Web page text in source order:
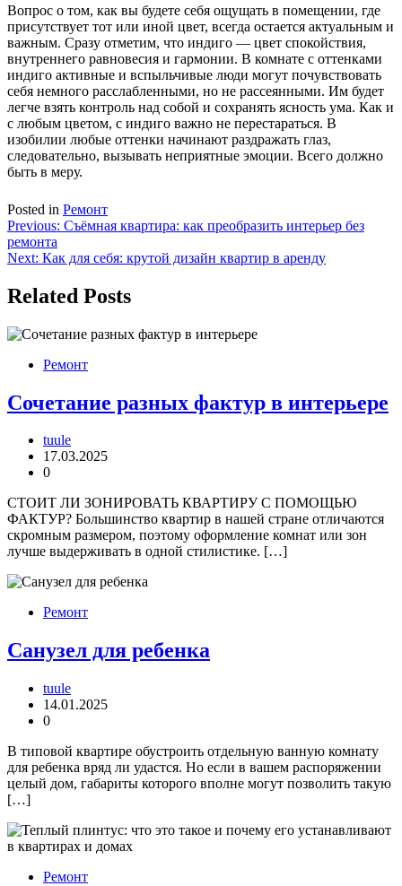
Вопрос о том, как вы будете себя ощущать в помещении, где
присутствует тот или иной цвет, всегда остается актуальным и
важным. Сразу отметим, что индиго — цвет спокойствия,
внутреннего равновесия и гармонии. В комнате с оттенками
индиго активные и вспыльчивые люди могут почувствовать
себя немного расслабленными, но не рассеянными. Им будет
легче взять контроль над собой и сохранять ясность ума. Как и
с любым цветом, с индиго важно не перестараться. В
изобилии любые оттенки начинают раздражать глаз,
следовательно, вызывать неприятные эмоции. Всего должно
быть в меру.
Posted in Ремонт
Навигация
по
Previous: Съёмная квартира: как преобразить интерьер без
ремонта
Next: Как для себя: крутой дизайн квартир в аренду
Related Posts
Ремонт
Сочетание разных фактур в интерьере
tuule
17.03.2025
0
СТОИТ ЛИ ЗОНИРОВАТЬ КВАРТИРУ С ПОМОЩЬЮ
ФАКТУР? Большинство квартир в нашей стране отличаются
скромным размером, поэтому оформление комнат или зон
лучше выдерживать в одной стилистике. […]
Ремонт
Санузел для ребенка
tuule
14.01.2025
0
В типовой квартире обустроить отдельную ванную комнату
для ребенка вряд ли удастся. Но если в вашем распоряжении
целый дом, габариты которого вполне могут позволить такую
[…]
Ремонт